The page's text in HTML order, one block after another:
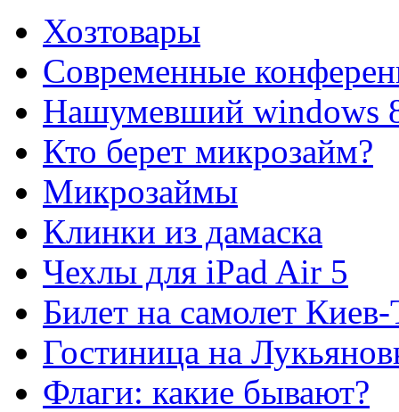
Хозтовары
Современные
Нашумевший windows
Кто берет микрозайм?
Микрозаймы
Клинки из дамаска
Чехлы для iPad Air 5
Билет на самолет
Гостиница на
Флаги: какие бывают?